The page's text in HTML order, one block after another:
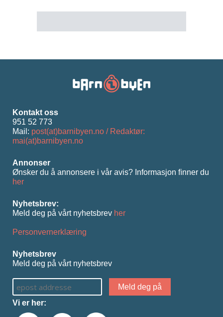
Kontakt oss
951 52 773
Mail: post(at)barnibyen.no / Redaktør:
mai(at)barnibyen.no
Annonser
Ønsker du å annonsere i vår avis? Informasjon ﬁnner du
her
Nyhetsbrev:
Meld deg på vårt nyhetsbrev her
Personvernerklæring
Nyhetsbrev
Meld deg på vårt nyhetsbrev
Vi er her: